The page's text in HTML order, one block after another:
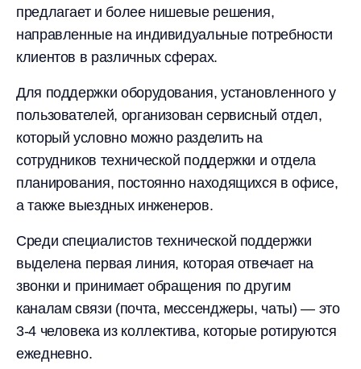
предлагает и более нишевые решения,
направленные на индивидуальные потребности
клиентов в различных сферах.
Для поддержки оборудования, установленного у
пользователей, организован сервисный отдел,
который условно можно разделить на
сотрудников технической поддержки и отдела
планирования, постоянно находящихся в офисе,
а также выездных инженеров.
Среди специалистов технической поддержки
выделена первая линия, которая отвечает на
звонки и принимает обращения по другим
каналам связи (почта, мессенджеры, чаты) — это
3-4человека из коллектива, которые ротируются
ежедневно.